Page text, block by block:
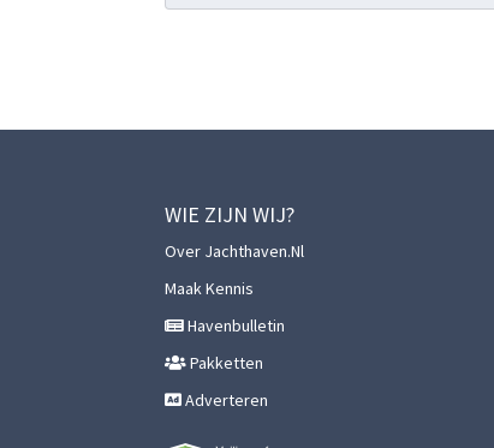
WIE ZIJN WIJ?
Over Jachthaven.nl
Maak Kennis
Havenbulletin
Pakketten
Adverteren